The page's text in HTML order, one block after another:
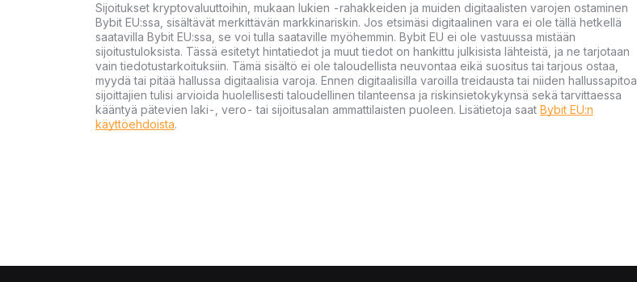
Sijoitukset kryptovaluuttoihin, mukaan lukien -rahakkeiden ja muiden digitaalisten varojen ostaminen
Bybit EU:ssa, sisältävät merkittävän markkinariskin. Jos etsimäsi digitaalinen vara ei ole tällä hetkellä
saatavilla Bybit EU:ssa, se voi tulla saataville myöhemmin. Bybit EU ei ole vastuussa mistään
sijoitustuloksista. Tässä esitetyt hintatiedot ja muut tiedot on hankittu julkisista lähteistä, ja ne tarjotaan
vain tiedotustarkoituksiin. Tämä sisältö ei ole taloudellista neuvontaa eikä suositus tai tarjous ostaa,
myydä tai pitää hallussa digitaalisia varoja. Ennen digitaalisilla varoilla treidausta tai niiden hallussapitoa
sijoittajien tulisi arvioida huolellisesti taloudellinen tilanteensa ja riskinsietokykynsä sekä tarvittaessa
kääntyä pätevien laki-, vero- tai sijoitusalan ammattilaisten puoleen. Lisätietoja saat Bybit EU:n
käyttöehdoista.